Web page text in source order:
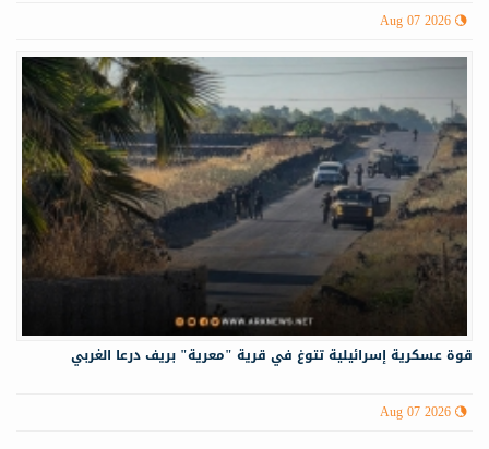
Aug 07 2026
قوة عسكرية إسرائيلية تتوغ في قرية "معرية" بريف درعا الغربي
Aug 07 2026